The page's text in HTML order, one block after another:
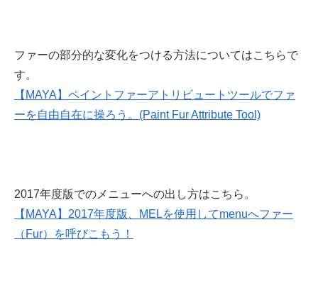
ファーの部分的な変化をつける方法についてはこちらで
す。
【MAYA】ペイントファーアトリビュートツールでファ
ーを自由自在に操ろう。(Paint Fur Attribute Tool)
2017年度版でのメニューへの出し方はこちら。
【MAYA】2017年度版、MELを使用してmenuへファー
（Fur）を呼びこもう！